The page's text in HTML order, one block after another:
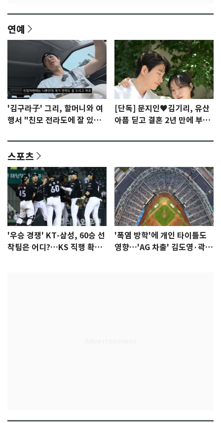
연예
'김구라子' 그리, 할머니와 여
행서 "친모 전라도에 잘 있
[단독] 문지인♥김기리, 유산
아픔 딛고 결혼 2년 만에 부모
스포츠
'우승 경쟁' KT-삼성, 60승 선
착팀은 어디?…KS 직행 확률
'폭염 방학'에 개인 타이틀도
영향…'AG 차출' 김도영·곽빈